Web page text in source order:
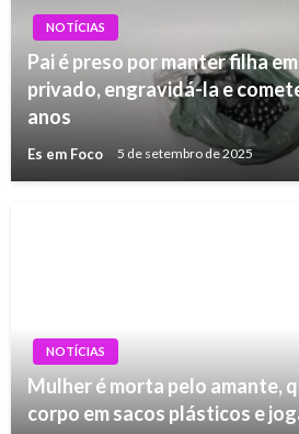
NOTÍCIAS
Pai é preso por manter filha
privado, engravidá-la e
anos
Es em Foco 5 de setembro de 2025
NOTÍCIAS
Mulher é morta pelo amante,
corpo em sacos plásticos e